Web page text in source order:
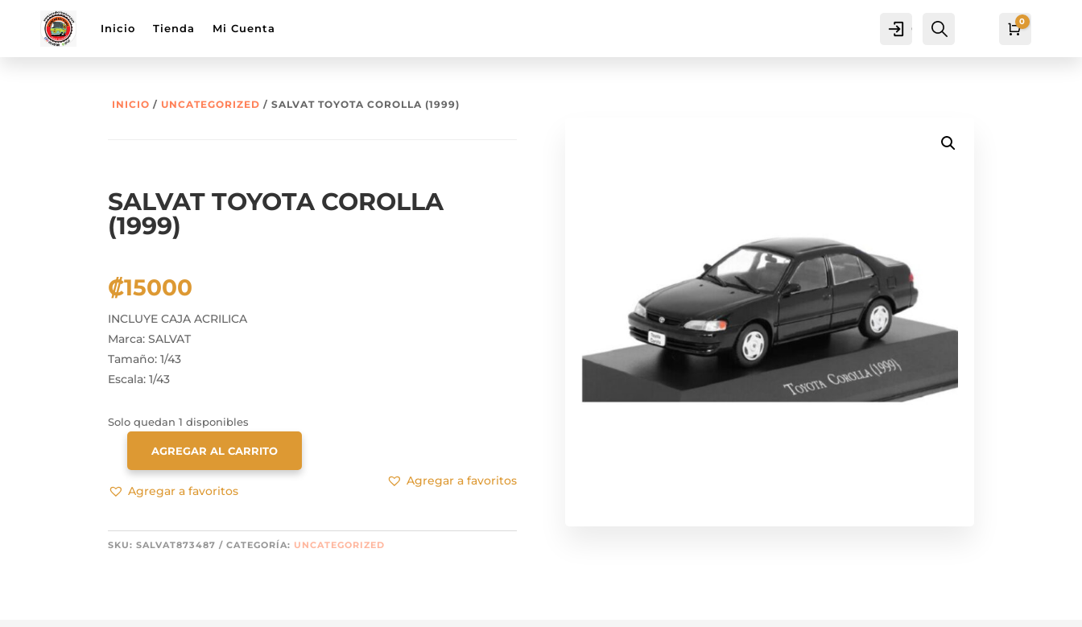
Inicio Tienda Mi Cuenta Cuenta Carro
0
INICIO / UNCATEGORIZED / SALVAT TOYOTA COROLLA (1999)
SALVAT TOYOTA COROLLA
(1999)
₡15000
INCLUYE CAJA ACRILICA
Marca: SALVAT
Tamaño: 1/43
Escala: 1/43
Solo quedan 1 disponibles
TOYOTA
COROLLA
CANTIDAD
AGREGAR AL CARRITO
Agregar a favoritos
Agregar a favoritos
SKU:SALVAT873487 CATEGORÍA: UNCATEGORIZED